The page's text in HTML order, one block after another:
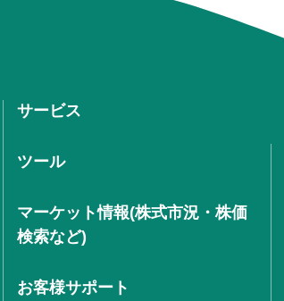
サービス
ツール
マーケット情報(株式市況・株価
検索など)
お客様サポート